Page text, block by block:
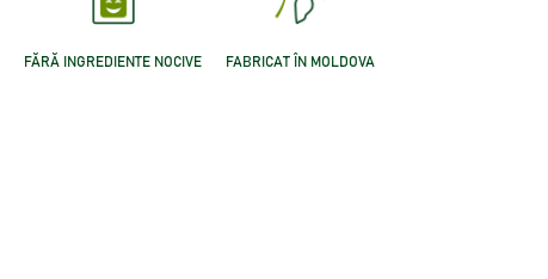
FĂRĂ INGREDIENTE NOCIVE FABRICAT ÎN MOLDOVA